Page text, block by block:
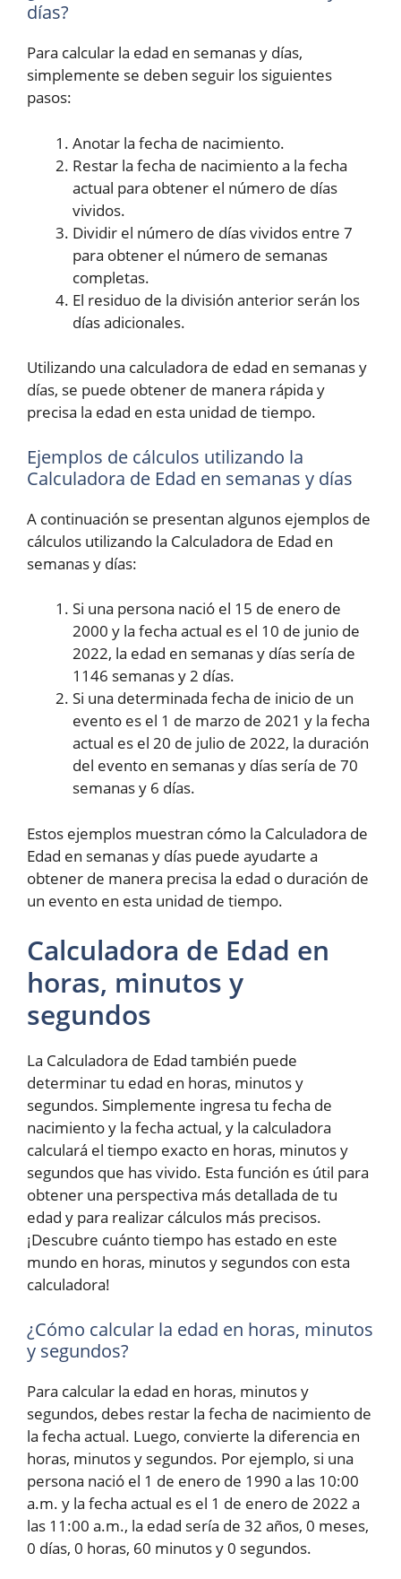
días?
Para calcular la edad en semanas y días,
simplemente se deben seguir los siguientes
pasos:
Anotar la fecha de nacimiento.
Restar la fecha de nacimiento a la fecha
actual para obtener el número de días
vividos.
Dividir el número de días vividos entre 7
para obtener el número de semanas
completas.
El residuo de la división anterior serán los
días adicionales.
Utilizando una calculadora de edad en semanas y
días, se puede obtener de manera rápida y
precisa la edad en esta unidad de tiempo.
Ejemplos de cálculos utilizando la
Calculadora de Edad en semanas y días
A continuación se presentan algunos ejemplos de
cálculos utilizando la Calculadora de Edad en
semanas y días:
Si una persona nació el 15 de enero de
2000 y la fecha actual es el 10 de junio de
2022, la edad en semanas y días sería de
1146 semanas y 2 días.
Si una determinada fecha de inicio de un
evento es el 1 de marzo de 2021 y la fecha
actual es el 20 de julio de 2022, la duración
del evento en semanas y días sería de 70
semanas y 6 días.
Estos ejemplos muestran cómo la Calculadora de
Edad en semanas y días puede ayudarte a
obtener de manera precisa la edad o duración de
un evento en esta unidad de tiempo.
Calculadora de Edad en
horas, minutos y
segundos
La Calculadora de Edad también puede
determinar tu edad en horas, minutos y
segundos. Simplemente ingresa tu fecha de
nacimiento y la fecha actual, y la calculadora
calculará el tiempo exacto en horas, minutos y
segundos que has vivido. Esta función es útil para
obtener una perspectiva más detallada de tu
edad y para realizar cálculos más precisos.
¡Descubre cuánto tiempo has estado en este
mundo en horas, minutos y segundos con esta
calculadora!
¿Cómo calcular la edad en horas, minutos
y segundos?
Para calcular la edad en horas, minutos y
segundos, debes restar la fecha de nacimiento de
la fecha actual. Luego, convierte la diferencia en
horas, minutos y segundos. Por ejemplo, si una
persona nació el 1 de enero de 1990 a las 10:00
a.m. y la fecha actual es el 1 de enero de 2022 a
las 11:00 a.m., la edad sería de 32 años, 0 meses,
0 días, 0 horas, 60 minutos y 0 segundos.